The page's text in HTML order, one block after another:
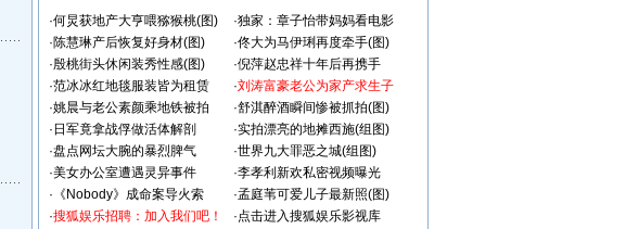
·何炅获地产大亨喂猕猴桃(图) ·独家：章子怡带妈妈看电影
·陈慧琳产后恢复好身材(图) ·佟大为马伊琍再度牵手(图)
·殷桃街头休闲装秀性感(图) ·倪萍赵忠祥十年后再携手
·范冰冰红地毯服装皆为租赁 ·刘涛富豪老公为家产求生子
·姚晨与老公素颜乘地铁被拍 ·舒淇醉酒瞬间惨被抓拍(图)
· 日军竟拿战俘做活体解剖 ·实拍漂亮的地摊西施(组图)
·盘点网坛大腕的暴烈脾气 ·世界九大罪恶之城(组图)
·美女办公室遭遇灵异事件 ·李孝利新欢私密视频曝光
· 《Nobody》成命案导火索 ·孟庭苇可爱儿子最新照(图)
·搜狐娱乐招聘：加入我们吧！ ·点击进入搜狐娱乐影视库